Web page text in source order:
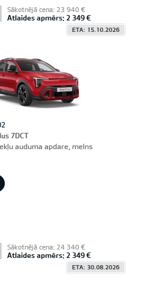
Sākotnējā cena: 23 940 €
Atlaides apmērs: 2 349 €
ETA: 15.10.2026
7DCT
auduma apdare, melns
Sākotnējā cena: 24 340 €
Atlaides apmērs: 2 349 €
ETA: 30.08.2026